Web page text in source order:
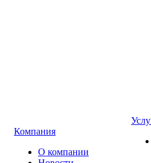
Компания
О компании